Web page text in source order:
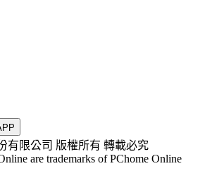
有限公司 版權所有 轉載必究
are trademarks of PChome Online